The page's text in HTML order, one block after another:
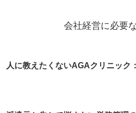
会社経営に必要
人に教えたくないAGAクリニック